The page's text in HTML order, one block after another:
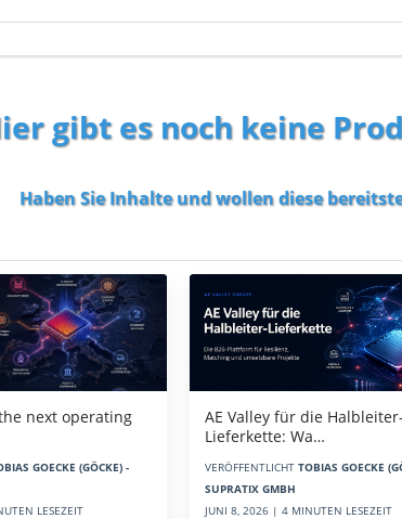
gibt es noch keine
Haben Sie Inhalte und wollen diese
next operating
GOECKE (GÖCKE) -
LESEZEIT
AE Valley für die Halbleiter-
Lieferkette: Wa…
VERÖFFENTLICHT TOBIAS GOECKE
SUPRATIX GMBH
JUNI 8, 2026 | 4 MINUTEN LESEZEIT